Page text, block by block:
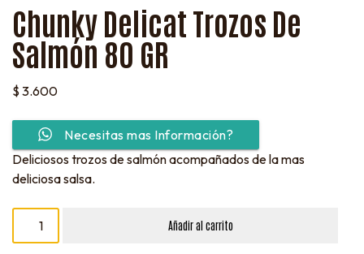
Chunky Delicat Trozos De
Salmón 80 GR
$ 3.600
Necesitas mas Información?
Deliciosos trozos de salmón acompañados de la mas
deliciosa salsa.
Añadir al carrito